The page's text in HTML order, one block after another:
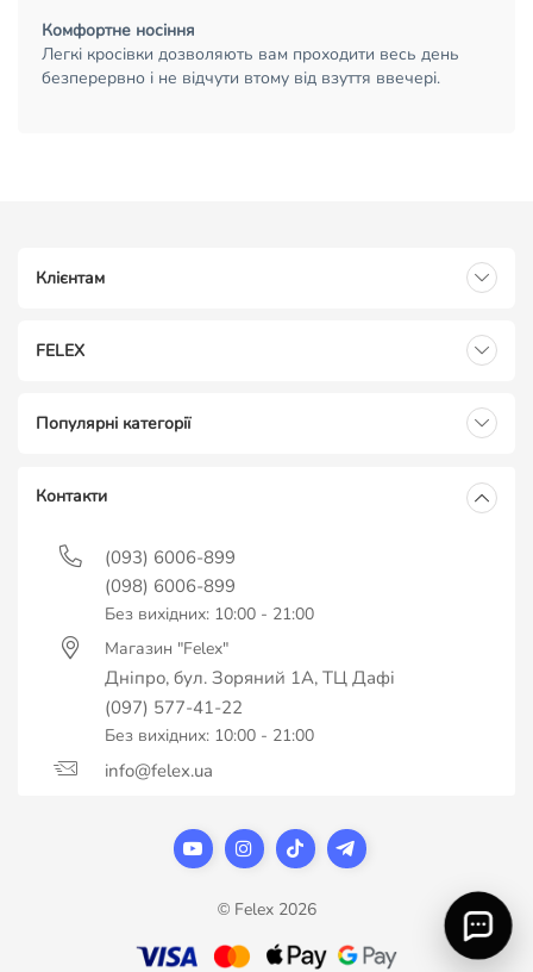
Комфортне носіння
Легкі кросівки дозволяють вам проходити весь день
безперервно і не відчути втому від взуття ввечері.
Клієнтам
FELEX
Популярні категорії
Контакти
(093) 6006-899
(098) 6006-899
Без вихідних: 10:00 - 21:00
Магазин "Felex"
Дніпро, бул. Зоряний 1А, ТЦ Дафі
(097) 577-41-22
Без вихідних: 10:00 - 21:00
info@felex.ua
© Felex 2026